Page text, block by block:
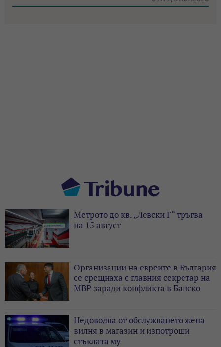
Метрото до кв. „Левски Г“ тръгва
на 15 август
Организации на евреите в България
се срещнаха с главния секретар на
МВР заради конфликта в Банско
Недоволна от обслужването жена
вилня в магазин и изпотроши
стъклата му